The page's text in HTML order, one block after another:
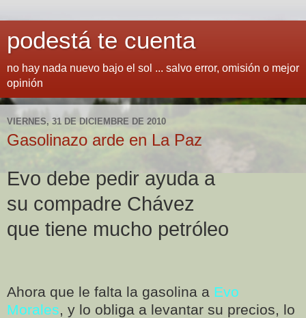
podestá te cuenta
no hay nada nuevo bajo el sol ... salvo error, omisión o mejor
opinión
VIERNES, 31 DE DICIEMBRE DE 2010
Gasolinazo arde en La Paz
Evo debe pedir ayuda a
su compadre Chávez
que tiene mucho petróleo
Ahora que le falta la gasolina a Evo
Morales, y lo obliga a levantar su precios, lo